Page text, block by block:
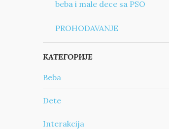
beba i male dece sa PSO
PROHODAVANJE
КАТЕГОРИЈЕ
Beba
Dete
Interakcija